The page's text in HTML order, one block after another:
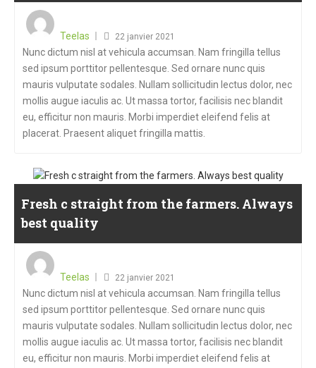
Teelas 22 janvier 2021
Nunc dictum nisl at vehicula accumsan. Nam fringilla tellus
sed ipsum porttitor pellentesque. Sed ornare nunc quis
mauris vulputate sodales. Nullam sollicitudin lectus dolor, nec
mollis augue iaculis ac. Ut massa tortor, facilisis nec blandit
eu, efficitur non mauris. Morbi imperdiet eleifend felis at
placerat. Praesent aliquet fringilla mattis.
Fresh c straight from the farmers. Always
best quality
Teelas 22 janvier 2021
Nunc dictum nisl at vehicula accumsan. Nam fringilla tellus
sed ipsum porttitor pellentesque. Sed ornare nunc quis
mauris vulputate sodales. Nullam sollicitudin lectus dolor, nec
mollis augue iaculis ac. Ut massa tortor, facilisis nec blandit
eu, efficitur non mauris. Morbi imperdiet eleifend felis at